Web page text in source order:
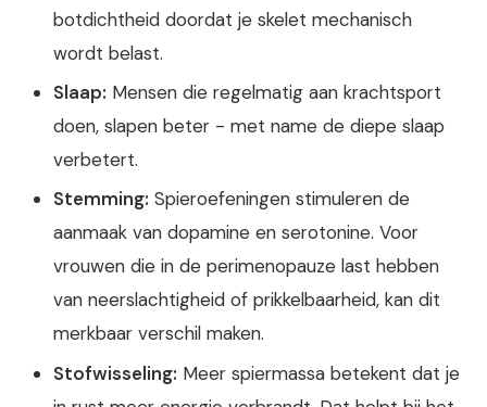
botdichtheid doordat je skelet mechanisch
wordt belast.
Slaap: Mensen die regelmatig aan krachtsport
doen, slapen beter - met name de diepe slaap
verbetert.
Stemming: Spieroefeningen stimuleren de
aanmaak van dopamine en serotonine. Voor
vrouwen die in de perimenopauze last hebben
van neerslachtigheid of prikkelbaarheid, kan dit
merkbaar verschil maken.
Stofwisseling: Meer spiermassa betekent dat je